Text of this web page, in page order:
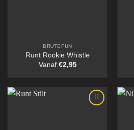
BRUTEFUN
Runt Rookie Whistle
Vanaf €2,95